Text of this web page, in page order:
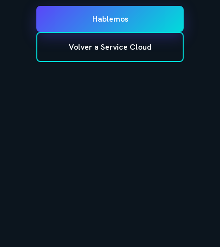
Hablemos
Volver a Service Cloud